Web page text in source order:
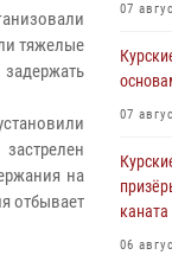
тяжелые
на
отбывает
07
07
каната
06